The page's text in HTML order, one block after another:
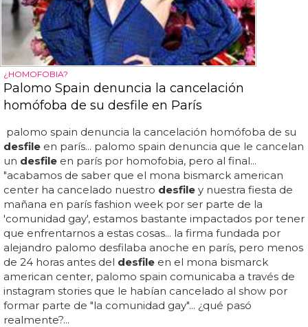
¿HOMOFOBIA?
Palomo Spain denuncia la cancelación
homófoba de su desfile en París
palomo spain denuncia la cancelación homófoba de su
desfile en parís... palomo spain denuncia que le cancelan
un desfile en parís por homofobia, pero al final...
"acabamos de saber que el mona bismarck american
center ha cancelado nuestro desfile y nuestra fiesta de
mañana en parís fashion week por ser parte de la
'comunidad gay', estamos bastante impactados por tener
que enfrentarnos a estas cosas... la firma fundada por
alejandro palomo desfilaba anoche en parís, pero menos
de 24 horas antes del desfile en el mona bismarck
american center, palomo spain comunicaba a través de
instagram stories que le habían cancelado al show por
formar parte de "la comunidad gay"... ¿qué pasó
realmente?...